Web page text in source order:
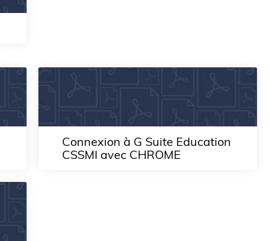
Connexion à G Suite Education
CSSMI avec CHROME